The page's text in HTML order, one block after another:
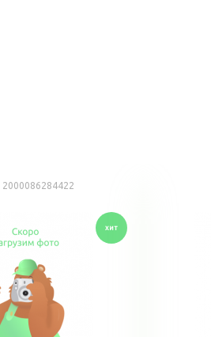
2000086284422